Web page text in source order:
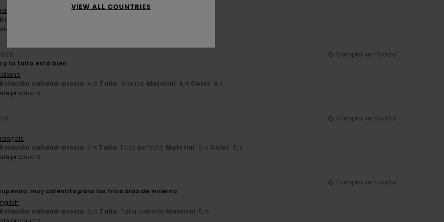
Relación calidad-precio
producto
Compra verificada
y la talla está bien
Relación calidad-precio: 4 /5 Talla: Grande Material: 4/5 Color: 4/5
producto
Compra verificada
Relación calidad-precio: 3 /5 Talla: Talla perfecta Material: 5/5 Color: 5/5
producto
Compra verificada
muy calentito para los fríos días de invierno
Relación calidad-precio: 5 /5 Talla: Talla perfecta Material: 5/5
VIEW ALL COUNTRIES